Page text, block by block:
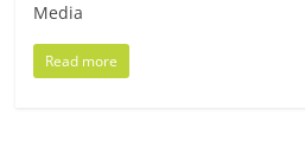
ไชส์
Media
Read more